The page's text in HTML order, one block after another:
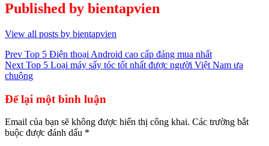
Published by bientapvien
View all posts by bientapvien
Điều
hướng
viết
Prev Top 5 Điện thoại Android cao cấp đáng mua nhất
Next Top 5 Loại máy sấy tóc tốt nhất được người Việt Nam ưa
chuộng
Để lại một bình luận
Email của bạn sẽ không được hiển thị công khai. Các trường bắt
buộc được đánh dấu *